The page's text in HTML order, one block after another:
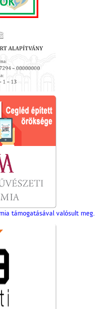
támogatásával valósult meg.